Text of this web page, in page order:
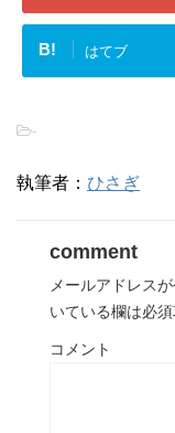
B! はてブ
-
執筆者： ひさぎ
comment
メールアドレス
いている欄は必
コメント